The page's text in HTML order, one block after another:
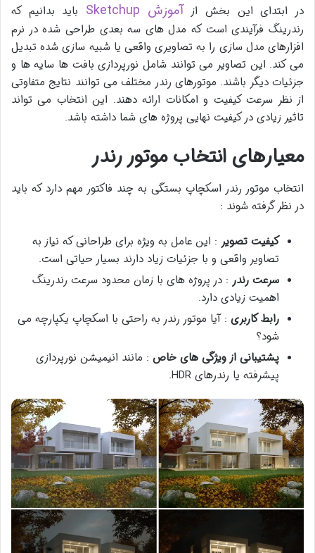
در ابتدای این بخش از آموزش Sketchup باید بدانیم که
رندرینگ فرآیندی است که مدل های سه بعدی طراحی شده در نرم
افزارهای مدل سازی را به تصاویری واقعی یا شبیه سازی شده تبدیل
می کند. این تصاویر می توانند شامل نورپردازی بافت ها سایه ها و
جزئیات دیگر باشند. موتورهای رندر مختلف می توانند نتایج متفاوتی
از نظر سرعت کیفیت و امکانات ارائه دهند. این انتخاب می تواند
تاثیر زیادی در کیفیت نهایی پروژه های شما داشته باشد.
معیارهای انتخاب موتور رندر
انتخاب موتور رندر اسکچاپ بستگی به چند فاکتور مهم دارد که باید
در نظر گرفته شوند :
کیفیت تصویر : این عامل به ویژه برای طراحانی که نیاز به
تصاویر واقعی و با جزئیات زیاد دارند بسیار حیاتی است.
سرعت رندر : در پروژه های با زمان محدود سرعت رندرینگ
اهمیت زیادی دارد.
رابط کاربری : آیا موتور رندر به راحتی با اسکچاپ یکپارچه می
شود؟
پشتیبانی از ویژگی های خاص : مانند انیمیشن نورپردازی
پیشرفته یا رندرهای HDR.